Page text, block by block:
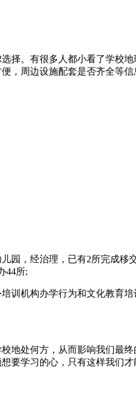
择。有很多人都小看了学校
，周边设施配套是否齐全等
园，经治理，已有2所完成移
44所;
机构办学行为和文化教育
处何方，从而影响我们最
学习的心，只有这样我们才